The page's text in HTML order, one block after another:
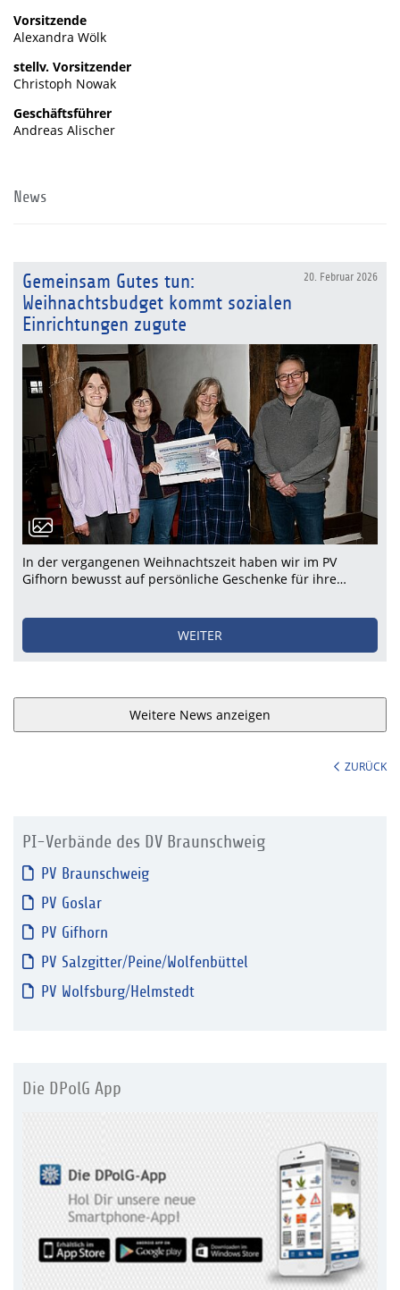
Vorsitzende
Alexandra Wölk
stellv. Vorsitzender
Christoph Nowak
Geschäftsführer
Andreas Alischer
News
20. Februar 2026
Gemeinsam Gutes tun:
Weihnachtsbudget kommt sozialen
Einrichtungen zugute
In der vergangenen Weihnachtszeit haben wir im PV
Gifhorn bewusst auf persönliche Geschenke für ihre…
WEITER
Weitere News anzeigen
ZURÜCK
PI-Verbände des DV Braunschweig
PV Braunschweig
PV Goslar
PV Gifhorn
PV Salzgitter/Peine/Wolfenbüttel
PV Wolfsburg/Helmstedt
Die DPolG App